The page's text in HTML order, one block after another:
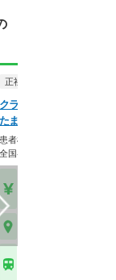
正社員
クラフト株式会社 飯田
たまプラーザ店
患者様に寄り添う薬局を目
全国各地に展開する調…